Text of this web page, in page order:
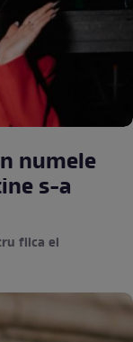
numele
s-a
fiica ei